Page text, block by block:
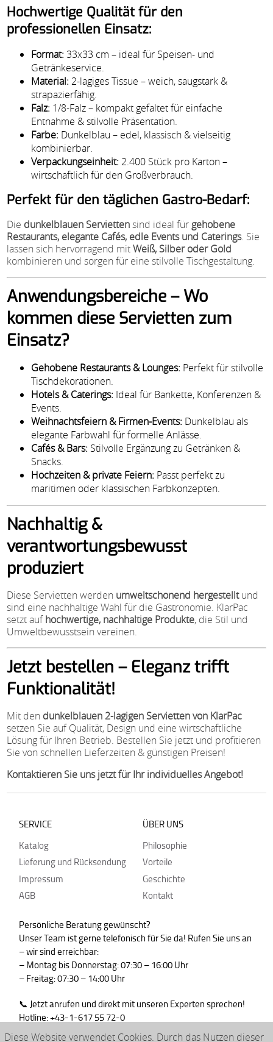
Hochwertige Qualität für den
professionellen Einsatz:
Format: 33x33 cm – ideal für Speisen- und
Getränkeservice.
Material: 2-lagiges Tissue – weich, saugstark &
strapazierfähig.
Falz: 1/8-Falz – kompakt gefaltet für einfache
Entnahme & stilvolle Präsentation.
Farbe: Dunkelblau – edel, klassisch & vielseitig
kombinierbar.
Verpackungseinheit: 2.400 Stück pro Karton –
wirtschaftlich für den Großverbrauch.
Perfekt für den täglichen Gastro-Bedarf:
Die dunkelblauen Serviettensind ideal für gehobene
Restaurants, elegante Cafés, edle Events und Caterings. Sie
lassen sich hervorragend mitWeiß, Silber oder Gold
kombinieren und sorgen für eine stilvolle Tischgestaltung.
Anwendungsbereiche – Wo
kommen diese Servietten zum
Einsatz?
Gehobene Restaurants & Lounges: Perfekt für stilvolle
Tischdekorationen.
Hotels & Caterings: Ideal für Bankette, Konferenzen &
Events.
Weihnachtsfeiern & Firmen-Events: Dunkelblau als
elegante Farbwahl für formelle Anlässe.
Cafés & Bars: Stilvolle Ergänzung zu Getränken &
Snacks.
Hochzeiten & private Feiern: Passt perfekt zu
maritimen oder klassischen Farbkonzepten.
Nachhaltig &
verantwortungsbewusst
produziert
Diese Servietten werden umweltschonend hergestelltund
sind eine nachhaltige Wahl für die Gastronomie. KlarPac
setzt aufhochwertige, nachhaltige Produkte, die Stil und
Umweltbewusstsein vereinen.
Jetzt bestellen – Eleganz trifft
Funktionalität!
Mit den dunkelblauen 2-lagigen Servietten von KlarPac
setzen Sie auf Qualität, Design und eine wirtschaftliche
Lösung für Ihren Betrieb. Bestellen Sie jetzt und profitieren
Sie von schnellen Lieferzeiten & günstigen Preisen!
Kontaktieren Sie uns jetzt für Ihr individuelles Angebot!
SERVICE
Katalog
Lieferung und Rücksendung
Impressum
AGB
ÜBER UNS
Philosophie
Vorteile
Geschichte
Kontakt
Persönliche Beratung gewünscht?
Unser Team ist gerne telefonisch für Sie da! Rufen Sie uns an
– wir sind erreichbar:
– Montag bis Donnerstag: 07:30 – 16:00 Uhr
– Freitag: 07:30 – 14:00 Uhr
📞 Jetzt anrufen und direkt mit unseren Experten sprechen!
Hotline: +43-1-617 55 72-0
WhatsApp : +43-664-99830765
Diese Website verwendet Cookies. Durch das Nutzen dieser